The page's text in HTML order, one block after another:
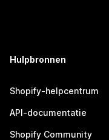
Hulpbronnen
Shopify-helpcentrum
API-documentatie
Shopify Community